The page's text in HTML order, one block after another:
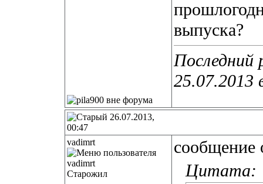
выпуска?
Последний
25.07.2013
26.07.2013,
00:47
vadimrt
Старожил
сообщение
Цитата: